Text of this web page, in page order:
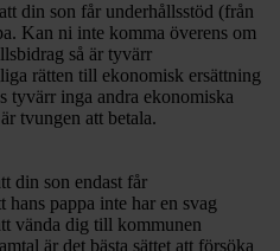
din son får underhållsstöd (från
Kan ni inte komma överens om
så är tyvärr
rätten till ekonomisk ersättning
tyvärr inga andra ekonomiska
tvungen att betala.
din son endast får
hans pappa inte har en svag
vända dig till kommunen
är det bästa sättet att försöka